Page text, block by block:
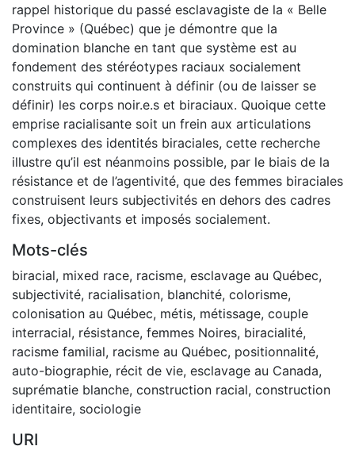
rappel historique du passé esclavagiste de la « Belle
Province » (Québec) que je démontre que la
domination blanche en tant que système est au
fondement des stéréotypes raciaux socialement
construits qui continuent à définir (ou de laisser se
définir) les corps noir.e.s et biraciaux. Quoique cette
emprise racialisante soit un frein aux articulations
complexes des identités biraciales, cette recherche
illustre qu’il est néanmoins possible, par le biais de la
résistance et de l’agentivité, que des femmes biraciales
construisent leurs subjectivités en dehors des cadres
fixes, objectivants et imposés socialement.
Mots-clés
biracial, mixed race, racisme, esclavage au Québec,
subjectivité, racialisation, blanchité, colorisme,
colonisation au Québec, métis, métissage, couple
interracial, résistance, femmes Noires, biracialité,
racisme familial, racisme au Québec, positionnalité,
auto-biographie, récit de vie, esclavage au Canada,
suprématie blanche, construction racial, construction
identitaire, sociologie
URI